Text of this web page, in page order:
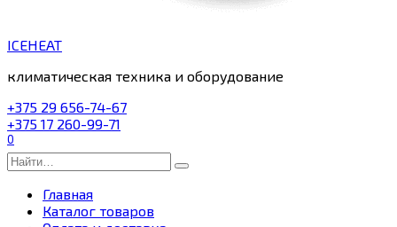
ICEHEAT
климатическая техника и оборудование
+375 29 656-74-67
+375 17 260-99-71
0
Search
for:
Главная
Каталог товаров